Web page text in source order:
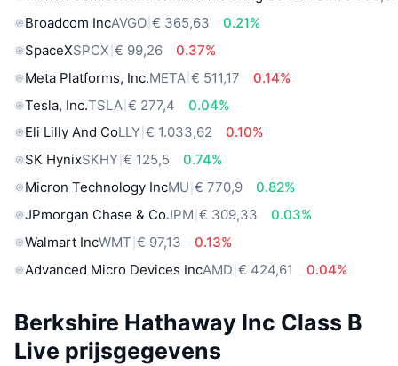
Broadcom IncAVGO € 365,63
0.21%
SpaceXSPCX € 99,26
0.37%
Meta Platforms, Inc.META € 511,17
0.14%
Tesla, Inc.TSLA € 277,4
0.04%
Eli Lilly And CoLLY € 1.033,62
0.10%
SK HynixSKHY € 125,5
0.74%
Micron Technology IncMU € 770,9
0.82%
JPmorgan Chase & CoJPM € 309,33
0.03%
Walmart IncWMT € 97,13
0.13%
Advanced Micro Devices IncAMD € 424,61 0.04%
Berkshire Hathaway Inc Class B
Live prijsgegevens